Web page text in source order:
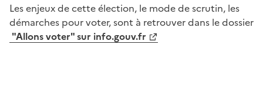
Les enjeux de cette élection, le mode de scrutin, les
démarches pour voter, sont à retrouver dans le dossier
"Allons voter" sur info.gouv.fr